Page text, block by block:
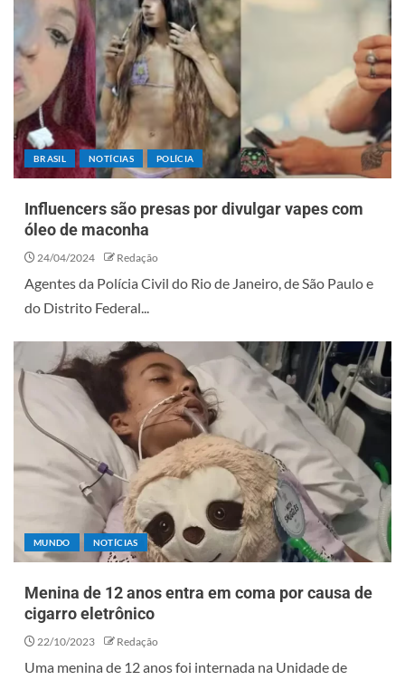
BRASIL NOTÍCIAS POLÍCIA
Influencers são presas por divulgar vapes com
óleo de maconha
24/04/2024 Redação
Agentes da Polícia Civil do Rio de Janeiro, de São Paulo e
do Distrito Federal...
MUNDO NOTÍCIAS
Menina de 12 anos entra em coma por causa de
cigarro eletrônico
22/10/2023 Redação
Uma menina de 12 anos foi internada na Unidade de